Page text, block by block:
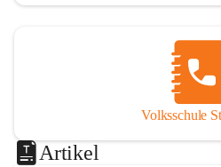
Volksschule
Artikel